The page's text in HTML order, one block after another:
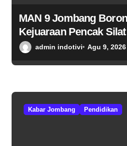
MAN 9 Jombang
Kejuaraan Pencak
2026admin indotivi Agu 9, 2026
Kabar Jombang Pendidikan